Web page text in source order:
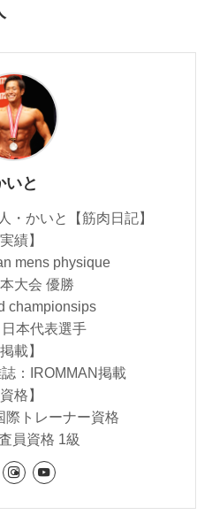
いと
・かいと【筋肉日記】
実績】
mens physique
大会 優勝
championsips
本代表選手
掲載】
：IROMMAN掲載
資格】
際トレーナー資格
員資格 1級